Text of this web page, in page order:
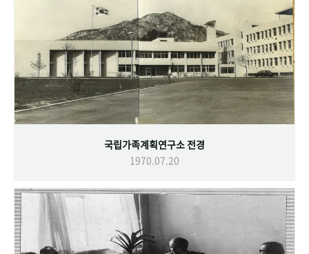
국립가족계획연구소 전경
1970.07.20